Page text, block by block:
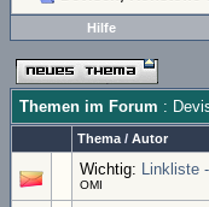
Hilfe
Themen im Forum :
Thema / Autor
Wichtig: Linkliste
OMI